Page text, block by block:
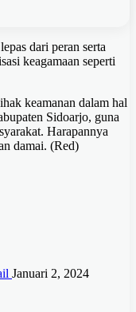
dari peran serta
keagamaan seperti
keamanan dalam hal
Sidoarjo, guna
Harapannya
damai. (Red)
Januari 2, 2024